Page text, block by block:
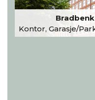
Kontor, Garasje/Parkering,